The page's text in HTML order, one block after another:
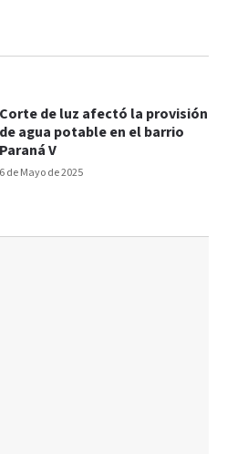
6 de Mayo de 2025
Corte de luz afectó la provisión
de agua potable en el barrio
Paraná V